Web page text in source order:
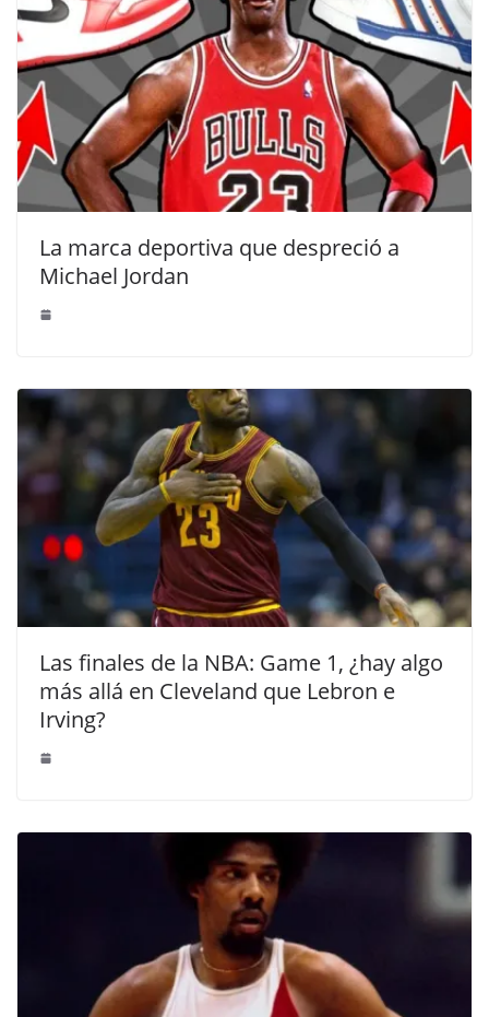
La marca deportiva que despreció a
Michael Jordan
Las finales de la NBA: Game 1, ¿hay algo
más allá en Cleveland que Lebron e
Irving?